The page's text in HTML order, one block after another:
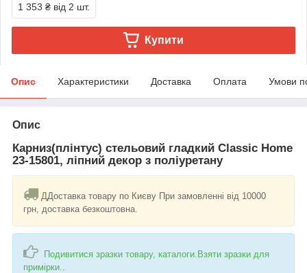
1 353 ₴ від 2 шт.
Купити
Опис Характеристики Доставка Оплата Умови
Опис
Карниз(плінтус) стельовий гладкий Classic Home
23-15801, ліпний декор з поліуретану
ДДоставка товару по Києву При замовленні від 10000
грн, доставка безкоштовна.
Подивитися зразки товару, каталоги.Взяти зразки для
примірки.